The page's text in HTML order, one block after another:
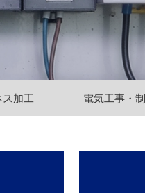
加工 電気工事・